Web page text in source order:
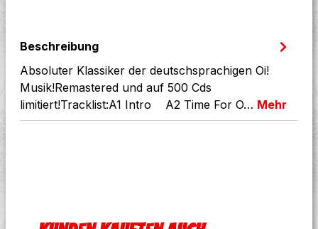
Beschreibung
Absoluter Klassiker der deutschsprachigen Oi!
Musik!Remastered und auf 500 Cds
limitiert!Tracklist:A1 Intro A2 Time For O… Mehr
Produktgalerie überspringen